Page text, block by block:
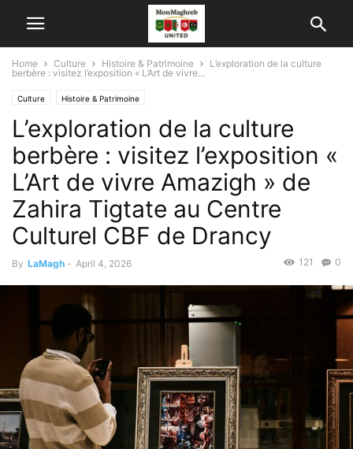
Home Culture Histoire & Patrimoine
L’exploration de la culture
berbère : visitez l’exposition « L’Art de vivre...
Culture Histoire & Patrimoine
L’exploration de la culture
berbère : visitez l’exposition «
L’Art de vivre Amazigh » de
Zahira Tigtate au Centre
Culturel CBF de Drancy
By LaMagh - April 4, 2026 0
121